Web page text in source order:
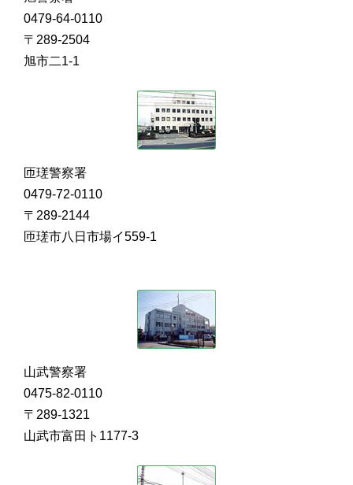
0479-64-0110
〒289-2504
旭市二1-1
匝瑳警察署
0479-72-0110
〒289-2144
匝瑳市八日市場イ559-1
山武警察署
0475-82-0110
〒289-1321
山武市富田ト1177-3